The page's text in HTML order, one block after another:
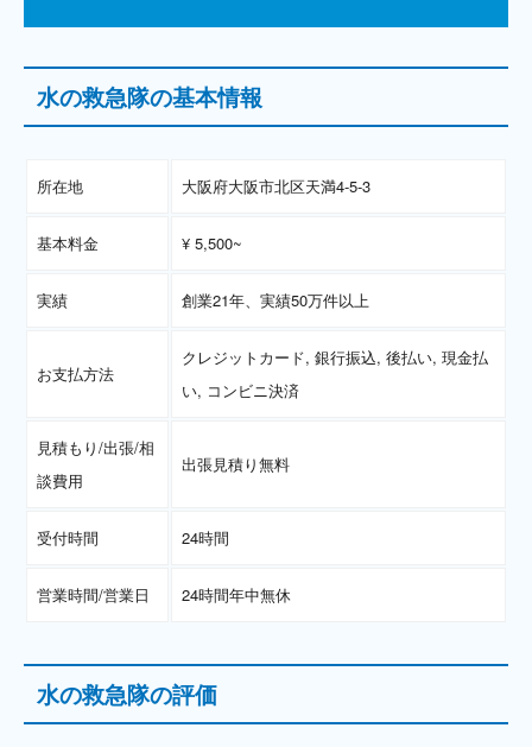
水の救急隊の基本情報
所在地 大阪府大阪市北区天満4-5-3
基本料金 ¥ 5,500~
実績 創業21年、実績50万件以上
お支払方法
クレジットカード, 銀行振込, 後払い, 現金払
い, コンビニ決済
見積もり/出張/相
談費用
出張見積り無料
受付時間 24時間
営業時間/営業日 24時間年中無休
水の救急隊の評価